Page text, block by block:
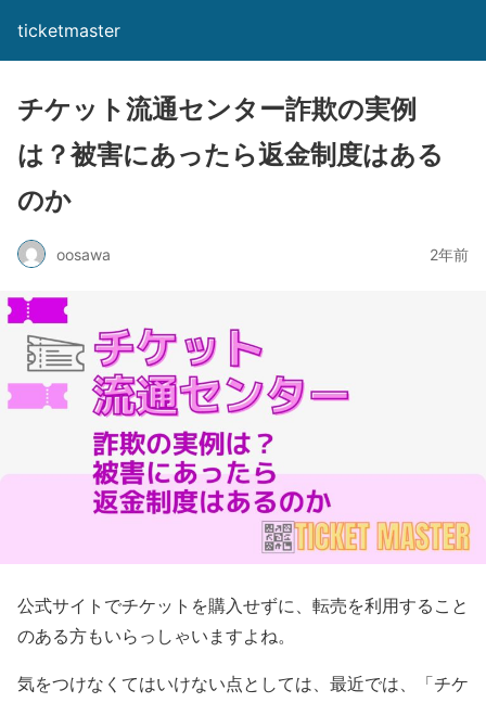
ticketmaster
チケット流通センター詐欺の実例
は？被害にあったら返金制度はある
のか
oosawa 2年前
公式サイトでチケットを購入せずに、転売を利用すること
のある方もいらっしゃいますよね。
気をつけなくてはいけない点としては、最近では、「チケ